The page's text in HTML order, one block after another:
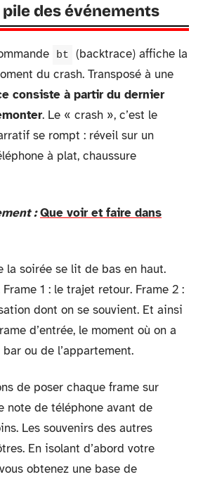
des événements
bt
(backtrace) affiche la
du crash. Transposé à une
consiste à partir du dernier
. Le « crash », c’est le
se rompt : réveil sur un
à plat, chaussure
: Que voir et faire dans
la soirée se lit de bas en haut.
1 : le trajet retour. Frame 2 :
dont on se souvient. Et ainsi
d’entrée, le moment où on a
ou de l’appartement.
de poser chaque frame sur
note de téléphone avant de
Les souvenirs des autres
En isolant d’abord votre
obtenez une base de